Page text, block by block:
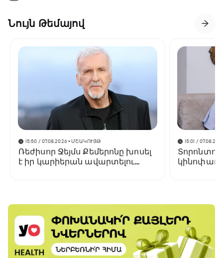
Նույն Թեմայով
15:50 / 07.08.2026• ՄՇԱԿՈՒՅԹ
Ռեժիսոր Ջեյմս Քեմերոնը խոսել
է իր կարիերան ավարտելու
15:01 /